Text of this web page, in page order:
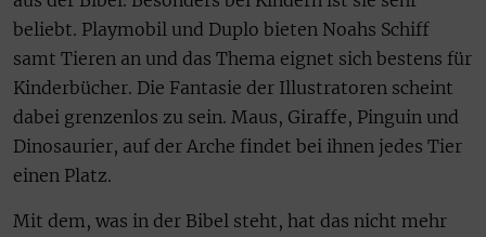
beliebt. Playmobil und Duplo bieten Noahs Schiff
samt Tieren an und das Thema eignet sich bestens für
Kinderbücher. Die Fantasie der Illustratoren scheint
dabei grenzenlos zu sein. Maus, Giraffe, Pinguin und
Dinosaurier, auf der Arche findet bei ihnen jedes Tier
einen Platz.
Mit dem, was in der Bibel steht, hat das nicht mehr